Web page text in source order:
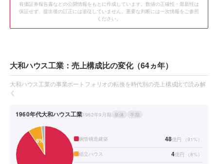
有価証券報告書などの公開情報をもとに作成しています。数値の正確性・最新性は
保証せず、提出後の訂正には追従していません。重要な判断には一次情報をご参照
ください。
大和ハウス工業：売上構成比の変化（64ヵ年）
大和ハウス工業の事業ポートフォリオの転換を時代別の売上構成比で読み解
く
1960年代大和ハウス工業1962年9月期 単体 半期
鋼管構造建築 48億円 （91%）
組立ハウス 4億円 （8%）